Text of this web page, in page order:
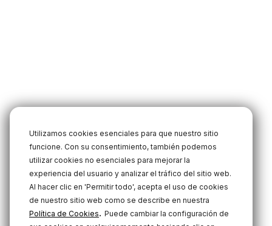
Utilizamos cookies esenciales para que nuestro sitio
funcione. Con su consentimiento, también podemos
utilizar cookies no esenciales para mejorar la
experiencia del usuario y analizar el tráfico del sitio web.
Al hacer clic en 'Permitir todo', acepta el uso de cookies
de nuestro sitio web como se describe en nuestra
Política de Cookies. Puede cambiar la configuración de